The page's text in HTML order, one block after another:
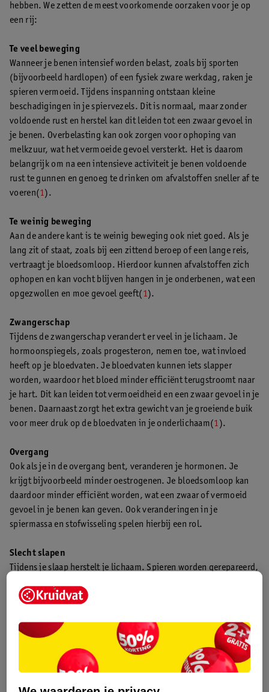
hebben. We zetten de meest voorkomende oorzaken voor je op
een rij:
Te veel beweging
Wanneer je benen intensief worden belast, zoals bij sporten
(bijvoorbeeld hardlopen) of een fysiek zware werkdag, raken je
spieren vermoeid. Tijdens inspanning ontstaan kleine
beschadigingen in je spiervezels. Dit is normaal, maar zonder
voldoende rust en herstel kan dit leiden tot een zwaar gevoel in
je benen. Overbelasting kan ook zorgen voor ophoping van
melkzuur, wat het vermoeide gevoel versterkt. Het is daarom
belangrijk om na een intensieve activiteit je benen voldoende
rust te gunnen en genoeg te drinken om afvalstoffen sneller af te
voeren(1).
Te weinig beweging
Aan de andere kant is te weinig beweging ook niet goed. Als je
lang zit of staat, zoals bij een zittend beroep of een lange reis,
vertraagt je bloedsomloop. Hierdoor kunnen afvalstoffen zich
ophopen en kan vocht blijven hangen in je onderbenen, wat een
opgezwollen en moe gevoel geeft(1).
Zwangerschap
Tijdens de zwangerschap verandert er veel in je lichaam. Je
hormoonspiegels, zoals progesteron, nemen toe, wat invloed
heeft op je bloedvaten. Je bloedvaten kunnen iets slapper
worden, waardoor het bloed minder efficiënt terugstroomt naar
je hart. Dit kan leiden tot vermoeidheid en een zwaar gevoel in je
benen. Daarnaast zorgt het extra gewicht van je groeiende buik
voor meer druk op de bloedvaten in je onderlichaam(1).
Overgang
Ook als je in de overgang bent, veranderen je hormonen. Je
krijgt bijvoorbeeld minder oestrogenen. Je bloedsomloop kan
daardoor minder efficiënt worden, wat een zwaar of vermoeid
gevoel in je benen kan geven. Ook veranderingen in je
spiermassa en stofwisseling spelen hierbij een rol.
Slecht slapen
Tijdens je slaap herstelt je lichaam. Spieren worden gerepareerd,
niet genoeg of onrustig slaapt, kunnen deze processen verstoord
ook minder energie om overdag actief te zijn.
Heb je moeite om ’s avonds in slaap te komen?Lees dan hier
onze tips om sneller in slaap te vallen